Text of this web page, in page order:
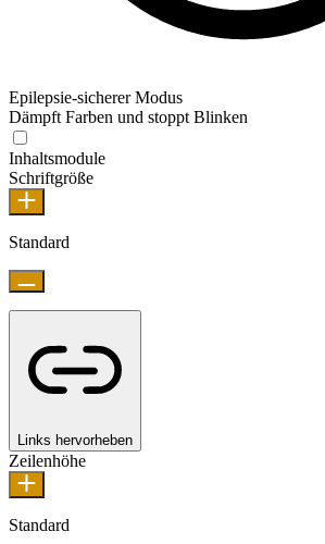
Epilepsie-sicherer Modus
Dämpft Farben und stoppt Blinken
Inhaltsmodule
Schriftgröße
Standard
Links hervorheben
Zeilenhöhe
Standard